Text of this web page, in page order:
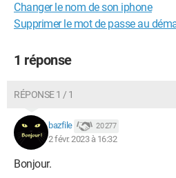
Changer le nom de son iphone
Supprimer le mot de passe au
1 réponse
RÉPONSE 1 / 1
bazfile 20 277
2 févr. 2023 à 16:32
Bonjour.